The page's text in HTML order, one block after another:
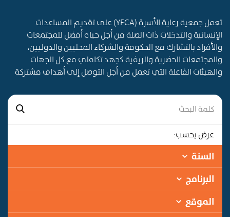
تعمل جمعية رعاية الأسرة (YFCA) على تقديم المساعدات
الإنسانية والتدخلات ذات الصلة من أجل حياه أفضل للمجتمعات
والأفراد بالتشارك مع الحكومة والشركاء المحليين والدوليين،
والمجتمعات الحضرية والريفية كجهد تكاملي مع كل الجهات
والهيئات الفاعلة التي تعمل من أجل التوصل إلى أهداف مشتركة
عرض بحسب:
السنة
البرنامج
الموقع